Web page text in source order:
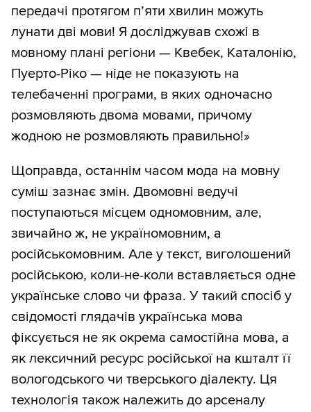
передачі протягом п’яти хвилин можуть
лунати дві мови! Я досліджував схожі в
мовному плані регіони — Квебек, Каталонію,
Пуерто-Ріко — ніде не показують на
телебаченні програми, в яких одночасно
розмовляють двома мовами, причому
жодною не розмовляють правильно!»
Щоправда, останнім часом мода на мовну
суміш зазнає змін. Двомовні ведучі
поступаються місцем одномовним, але,
звичайно ж, не україномовним, а
російськомовним. Але у текст, виголошений
російською, коли-не-коли вставляється одне
українське слово чи фраза. У такий спосіб у
свідомості глядачів українська мова
фіксується не як окрема самостійна мова, а
як лексичний ресурс російської на кшталт її
вологодського чи тверського діалекту. Ця
технологія також належить до арсеналу